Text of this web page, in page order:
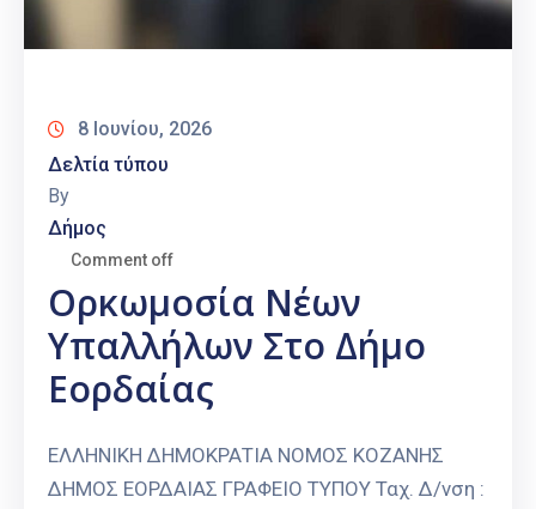
8 Ιουνίου, 2026
Δελτία τύπου
By
Δήμος
Comment off
Ορκωμοσία Νέων
Υπαλλήλων Στο Δήμο
Εορδαίας
ΕΛΛΗΝΙΚΗ ΔΗΜΟΚΡΑΤΙΑ ΝΟΜΟΣ ΚΟΖΑΝΗΣ
ΔΗΜΟΣ ΕΟΡΔΑΙΑΣ ΓΡΑΦΕΙΟ ΤΥΠΟΥ Ταχ. Δ/νση :